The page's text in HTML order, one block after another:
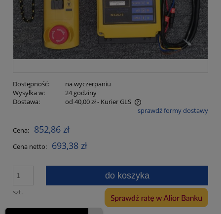
Dostępność:
na wyczerpaniu
Wysyłka w:
24 godziny
Dostawa:
od 40,00 zł- Kurier GLS
Cena nie zawiera ewentualnych kosztów płatnościsprawdź formy dostawy
Cena: 852,86 zł
Cena netto: 693,38 zł
szt.
do koszyka